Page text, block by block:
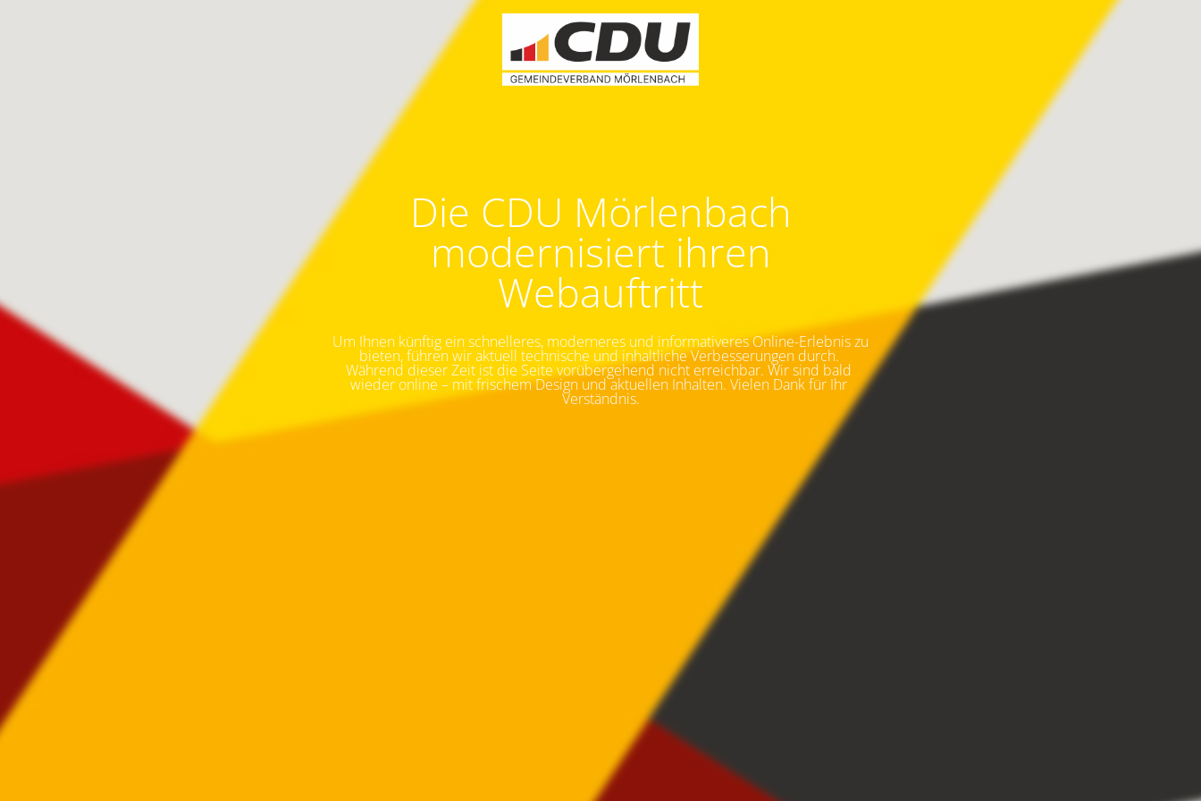
Die CDU Mörlenbach
modernisiert ihren
Webauftritt
Um Ihnen künftig ein schnelleres, moderneres und informativeres Online-Erlebnis zu
bieten, führen wir aktuell technische und inhaltliche Verbesserungen durch.
Während dieser Zeit ist die Seite vorübergehend nicht erreichbar. Wir sind bald
wieder online – mit frischem Design und aktuellen Inhalten. Vielen Dank für Ihr
Verständnis.